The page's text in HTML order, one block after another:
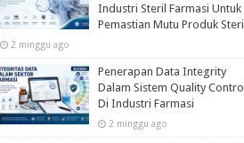
Industri Steril Farmasi Untuk
Pemastian Mutu Produk Steril
2 minggu ago
Penerapan Data Integrity
Dalam Sistem Quality Control
Di Industri Farmasi
2 minggu ago